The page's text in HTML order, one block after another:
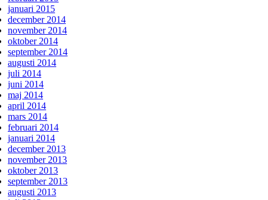
januari 2015
december 2014
november 2014
oktober 2014
september 2014
augusti 2014
juli 2014
juni 2014
maj 2014
april 2014
mars 2014
februari 2014
januari 2014
december 2013
november 2013
oktober 2013
september 2013
augusti 2013